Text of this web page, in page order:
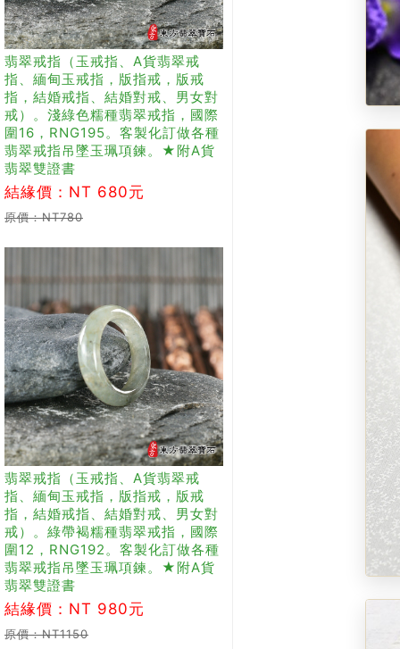
翡翠戒指（玉戒指、A貨翡翠戒
指、緬甸玉戒指，版指戒，版戒
指，結婚戒指、結婚對戒、男女對
戒）。淺綠色糯種翡翠戒指，國際
圍16，RNG195。客製化訂做各種
翡翠戒指吊墜玉珮項鍊。★附A貨
翡翠雙證書
結緣價：NT 680元
原價：NT780
翡翠戒指（玉戒指、A貨翡翠戒
指、緬甸玉戒指，版指戒，版戒
指，結婚戒指、結婚對戒、男女對
戒）。綠帶褐糯種翡翠戒指，國際
圍12，RNG192。客製化訂做各種
翡翠戒指吊墜玉珮項鍊。★附A貨
翡翠雙證書
結緣價：NT 980元
原價：NT1150